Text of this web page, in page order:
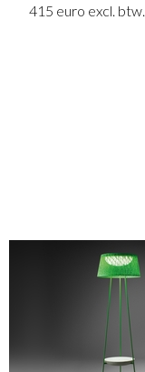
415 euro excl. btw.